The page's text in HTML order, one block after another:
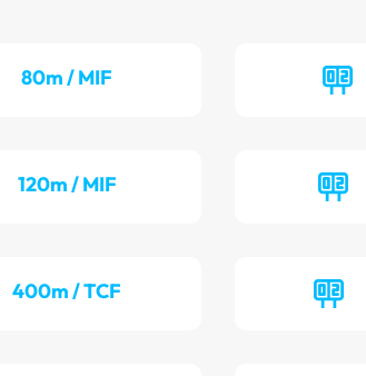
80m / MIF
120m / MIF
400m / TCF